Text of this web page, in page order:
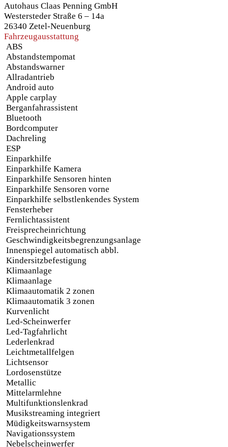
Autohaus Claas Penning GmbH
Westersteder Straße 6 – 14a
26340 Zetel-Neuenburg
Fahrzeugausstattung
ABS
Abstandstempomat
Abstandswarner
Allradantrieb
Android auto
Apple carplay
Berganfahrassistent
Bluetooth
Bordcomputer
Dachreling
ESP
Einparkhilfe
Einparkhilfe Kamera
Einparkhilfe Sensoren hinten
Einparkhilfe Sensoren vorne
Einparkhilfe selbstlenkendes System
Fensterheber
Fernlichtassistent
Freisprecheinrichtung
Geschwindigkeitsbegrenzungsanlage
Innenspiegel automatisch abbl.
Kindersitzbefestigung
Klimaanlage
Klimaanlage
Klimaautomatik 2 zonen
Klimaautomatik 3 zonen
Kurvenlicht
Led-Scheinwerfer
Led-Tagfahrlicht
Lederlenkrad
Leichtmetallfelgen
Lichtsensor
Lordosenstütze
Metallic
Mittelarmlehne
Multifunktionslenkrad
Musikstreaming integriert
Müdigkeitswarnsystem
Navigationssystem
Nebelscheinwerfer